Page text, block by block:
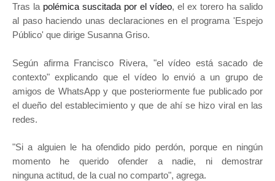
Tras la polémica suscitada por el vídeo, el ex torero ha salido
al paso haciendo unas declaraciones en el programa 'Espejo
Público' que dirige Susanna Griso.
Según afirma Francisco Rivera, "el vídeo está sacado de
contexto" explicando que el vídeo lo envió a un grupo de
amigos de WhatsApp y que posteriormente fue publicado por
el dueño del establecimiento y que de ahí se hizo viral en las
redes.
"Si a alguien le ha ofendido pido perdón, porque en ningún
momento he querido ofender a nadie, ni demostrar
ninguna actitud, de la cual no comparto", agrega.